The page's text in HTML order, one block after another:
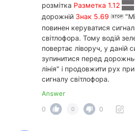
розмітка Разметка 1.12
дорожній Знак 5.69
повинен керуватися
світлофора. Тому водій
повертає ліворуч, у даній
зупинитися перед
лінія" і продовжити рух
сигналу світлофора.
Answer
0
0 0